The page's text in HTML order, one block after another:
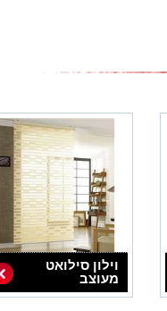
וילון סילואט
מעוצב